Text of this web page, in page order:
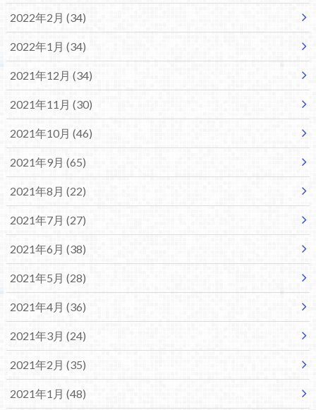
2022年2月 (34)
2022年1月 (34)
2021年12月 (34)
2021年11月 (30)
2021年10月 (46)
2021年9月 (65)
2021年8月 (22)
2021年7月 (27)
2021年6月 (38)
2021年5月 (28)
2021年4月 (36)
2021年3月 (24)
2021年2月 (35)
2021年1月 (48)